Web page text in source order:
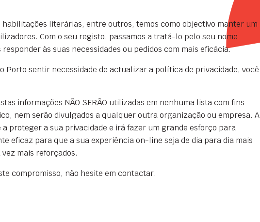
habilitações literárias, entre outros, temos como objectivo manter um
Com o seu registo, passamos a tratá-lo pelo seu nome
às suas necessidades ou pedidos com mais eficácia.
Porto sentir necessidade de actualizar a política de privacidade, você
informações NÃO SERÃO utilizadas em nenhuma lista com fins
nem serão divulgados a qualquer outra organização ou empresa. A
proteger a sua privacidade e irá fazer um grande esforço para
eficaz para que a sua experiência on-line seja de dia para dia mais
mais reforçados.
compromisso, não hesite em contactar.